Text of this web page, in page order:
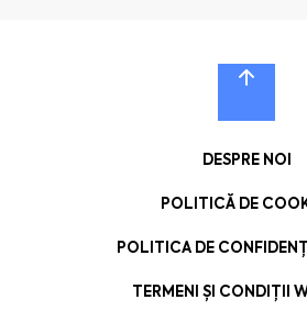
DESPRE NOI
POLITICĂ DE
POLITICA DE
TERMENI ȘI CONDIȚII